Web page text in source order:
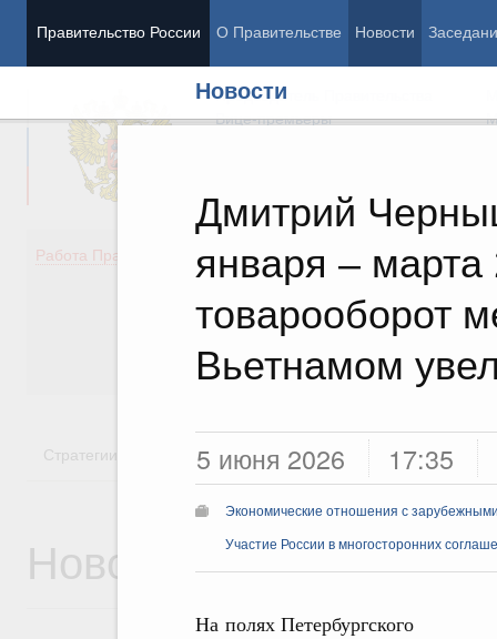
Правительство России О Правительстве Новости
Новости
Дмитрий
января – марта
товарооборот
Вьетнамом
5 июня 2026 17:35
Экономические отношения с
Участие России в многосторонних
На полях Петербургского
Председатель Правительства
Вице-премьеры
Работа Правительства
Демография
Здоровье
Образование
Культура
Государство
Стратегии Государственные программы
Новости